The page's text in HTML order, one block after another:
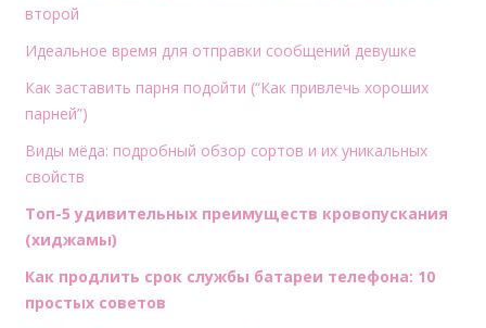
второй
Идеальное время для отправки сообщений девушке
Как заставить парня подойти (“Как привлечь хороших
парней”)
Виды мёда: подробный обзор сортов и их уникальных
свойств
Топ-5 удивительных преимуществ кровопускания
(хиджамы)
Как продлить срок службы батареи телефона: 10
простых советов